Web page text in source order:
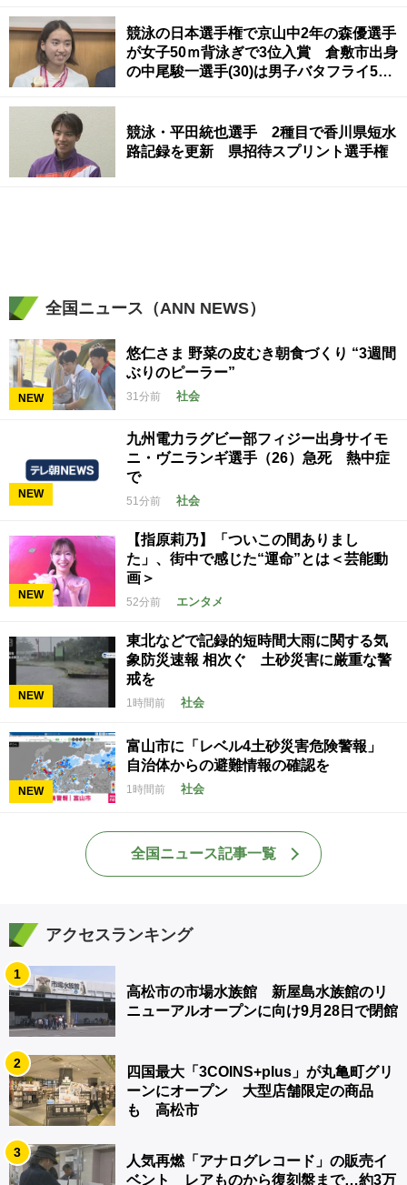
競泳の日本選手権で京山中2年の森優選手
が女子50ｍ背泳ぎで3位入賞 倉敷市出身
の中尾駿一選手(30)は男子バタフライ50
競泳・平田統也選手 2種目で香川県短水
路記録を更新 県招待スプリント選手権
全国ニュース（ANN NEWS）
NEW
悠仁さま 野菜の皮むき朝食づくり “3週間
ぶりのピーラー”
31分前 社会
NEW
九州電力ラグビー部フィジー出身サイモ
ニ・ヴニランギ選手（26）急死 熱中症
で
51分前 社会
NEW
【指原莉乃】「ついこの間ありまし
た」、街中で感じた“運命”とは＜芸能動
画＞
52分前 エンタメ
NEW
東北などで記録的短時間大雨に関する気
象防災速報 相次ぐ 土砂災害に厳重な警
戒を
1時間前 社会
NEW
富山市に「レベル4土砂災害危険警報」
自治体からの避難情報の確認を
1時間前 社会
全国ニュース記事一覧
アクセスランキング
1
高松市の市場水族館 新屋島水族館のリ
ニューアルオープンに向け9月28日で閉館
2
四国最大「3COINS+plus」が丸亀町グリ
ーンにオープン 大型店舗限定の商品
も 高松市
3
人気再燃「アナログレコード」の販売イ
ベント レアものから復刻盤まで…約3万